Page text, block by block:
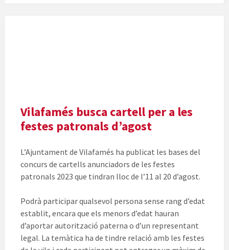
Vilafamés busca cartell per a les
festes patronals d’agost
L’Ajuntament de Vilafamés ha publicat les bases del
concurs de cartells anunciadors de les festes
patronals 2023 que tindran lloc de l’11 al 20 d’agost.
Podrà participar qualsevol persona sense rang d’edat
establit, encara que els menors d’edat hauran
d’aportar autorització paterna o d’un representant
legal. La temàtica ha de tindre relació amb les festes